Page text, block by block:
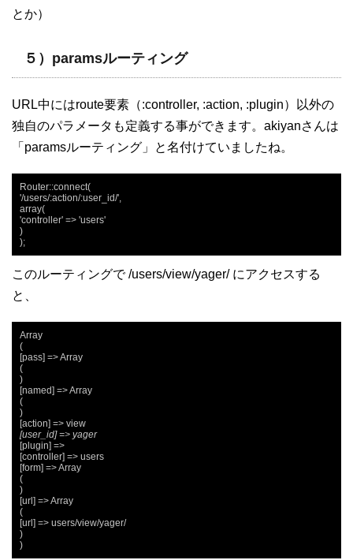
とか）
５）paramsルーティング
URL中にはroute要素（:controller, :action, :plugin）以外の
独自のパラメータも定義する事ができます。akiyanさんは
「paramsルーティング」と名付けていましたね。
Router::connect(
'/users/:action/:user_id/',
array(
'controller' => 'users'
)
);
このルーティングで /users/view/yager/ にアクセスする
と、
Array
(
[pass] => Array
(
)
[named] => Array
(
)
[user_id] => yager
[plugin] =>
[controller] => users
[form] => Array
(
)
[url] => Array
(
[url] => users/view/yager/
)
)